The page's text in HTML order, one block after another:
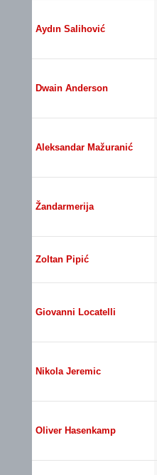
Aydın Salihović
Dwain Anderson
Aleksandar Mažuranić
Žandarmerija
Zoltan Pipić
Giovanni Locatelli
Nikola Jeremic
Oliver Hasenkamp